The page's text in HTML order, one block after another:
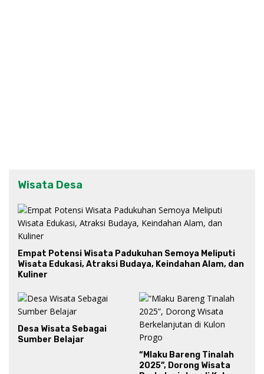
Wisata Desa
Empat Potensi Wisata Padukuhan Semoya Meliputi
Wisata Edukasi, Atraksi Budaya, Keindahan Alam, dan
Kuliner
Desa Wisata Sebagai
Sumber Belajar
“Mlaku Bareng Tinalah
2025”, Dorong Wisata